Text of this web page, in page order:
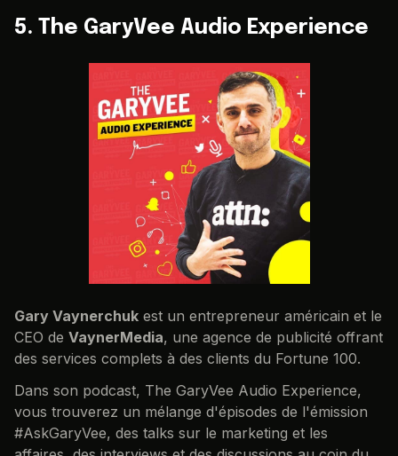
5. The GaryVee Audio Experience
Gary Vaynerchuk est un entrepreneur américain et le
CEO de VaynerMedia, une agence de publicité offrant
des services complets à des clients du Fortune 100.
Dans son podcast, The GaryVee Audio Experience,
vous trouverez un mélange d'épisodes de l'émission
#AskGaryVee, des talks sur le marketing et les